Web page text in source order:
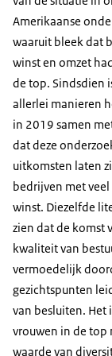
Amerikaanse
waaruit bleek dat
winst en omzet
de top. Sindsdien
allerlei manieren
in 2019 samen
dat deze
uitkomsten laten
bedrijven met
winst. Diezelfde
zien dat de komst
kwaliteit van
vermoedelijk
gezichtspunten
van besluiten. Het
vrouwen in de top
waarde van